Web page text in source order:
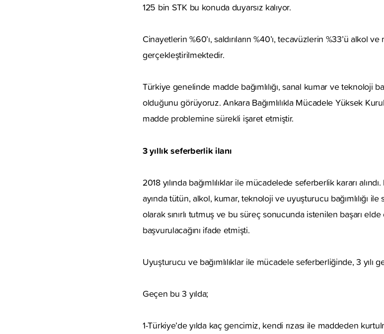
125 bin STK bu konuda duyarsız kalıyor.
Cinayetlerin %60’ı, saldırıların %40’ı, tecavüzlerin %33’ü alkol
gerçekleştirilmektedir.
Türkiye genelinde madde bağımlılığı, sanal kumar ve teknoloji
olduğunu görüyoruz. Ankara Bağımlılıkla Mücadele Yüksek
madde problemine sürekli işaret etmiştir.
3 yıllık seferberlik ilanı
2018 yılında bağımlılıklar ile mücadelede seferberlik kararı
ayında tütün, alkol, kumar, teknoloji ve uyuşturucu bağımlılığı
olarak sınırlı tutmuş ve bu süreç sonucunda istenilen başarı
başvurulacağını ifade etmişti.
Uyuşturucu ve bağımlılıklar ile mücadele seferberliğinde, 3 yılı
Geçen bu 3 yılda;
1-Türkiye’de yılda kaç gencimiz, kendi rızası ile maddeden